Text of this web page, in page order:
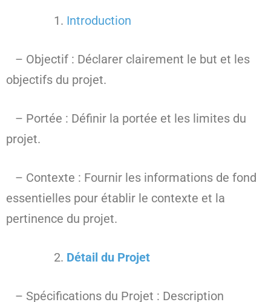
Introduction
– Objectif : Déclarer clairement le but et les
objectifs du projet.
– Portée : Définir la portée et les limites du
projet.
– Contexte : Fournir les informations de fond
essentielles pour établir le contexte et la
pertinence du projet.
Détail du Projet
– Spécifications du Projet : Description